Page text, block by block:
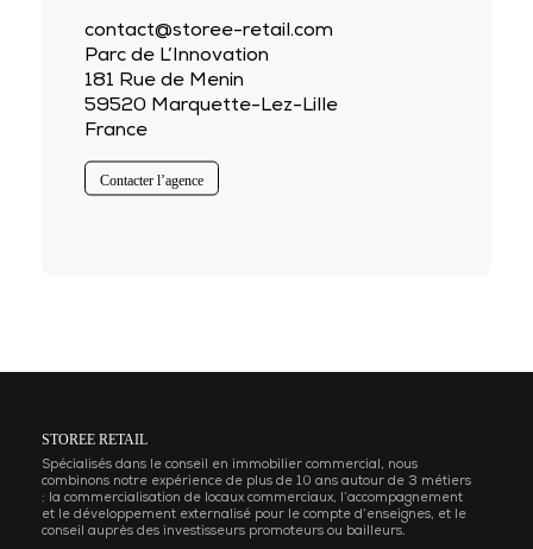
contact@storee-retail.com
Parc de L’Innovation
181 Rue de Menin
59520 Marquette-Lez-Lille
France
Contacter l’agence
STOREE RETAIL
Spécialisés dans le conseil en immobilier commercial, nous
combinons notre expérience de plus de 10 ans autour de 3 métiers
: la commercialisation de locaux commerciaux, l’accompagnement
et le développement externalisé pour le compte d’enseignes, et le
conseil auprès des investisseurs promoteurs ou bailleurs.